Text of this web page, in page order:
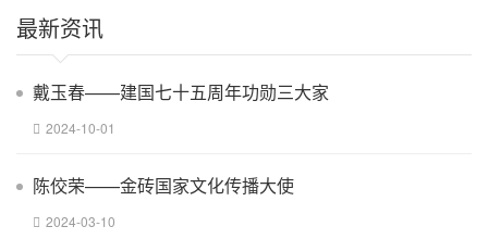
最新资讯
​戴玉春——建国七十五周年功勋三大家
2024-10-01
陈佼荣——金砖国家文化传播大使
2024-03-10